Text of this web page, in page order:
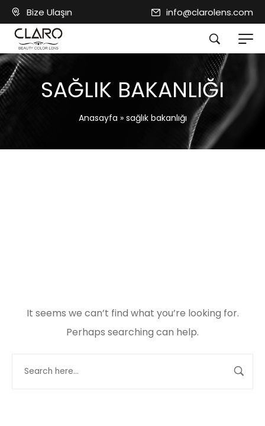
Bize Ulaşın info@clarolens.com
SAĞLIK BAKANLIĞI
Anasayfa » sağlık bakanlığı
It seems we can’t find what you’re looking for.
Perhaps searching can help.